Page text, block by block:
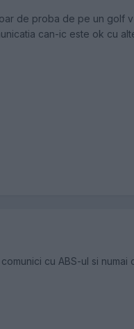
de proba de pe un golf
can-ic este ok cu
cu ABS-ul si